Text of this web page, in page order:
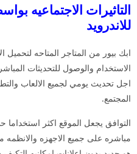
للاندرويد
ابك بيور من المتاجر المتاحه لتحميل
الاستخدام والوصول للتحديثات
اجل تحديث يومي لجميع الالعاب
المجتمع.
التوافق يجعل الموقع اكثر
مباشره على جميع الاجهزه والانظمه